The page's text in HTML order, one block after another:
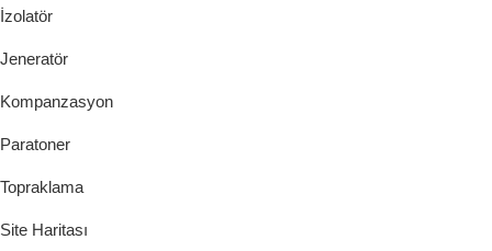
İzolatör
Jeneratör
Kompanzasyon
Paratoner
Topraklama
Site Haritası